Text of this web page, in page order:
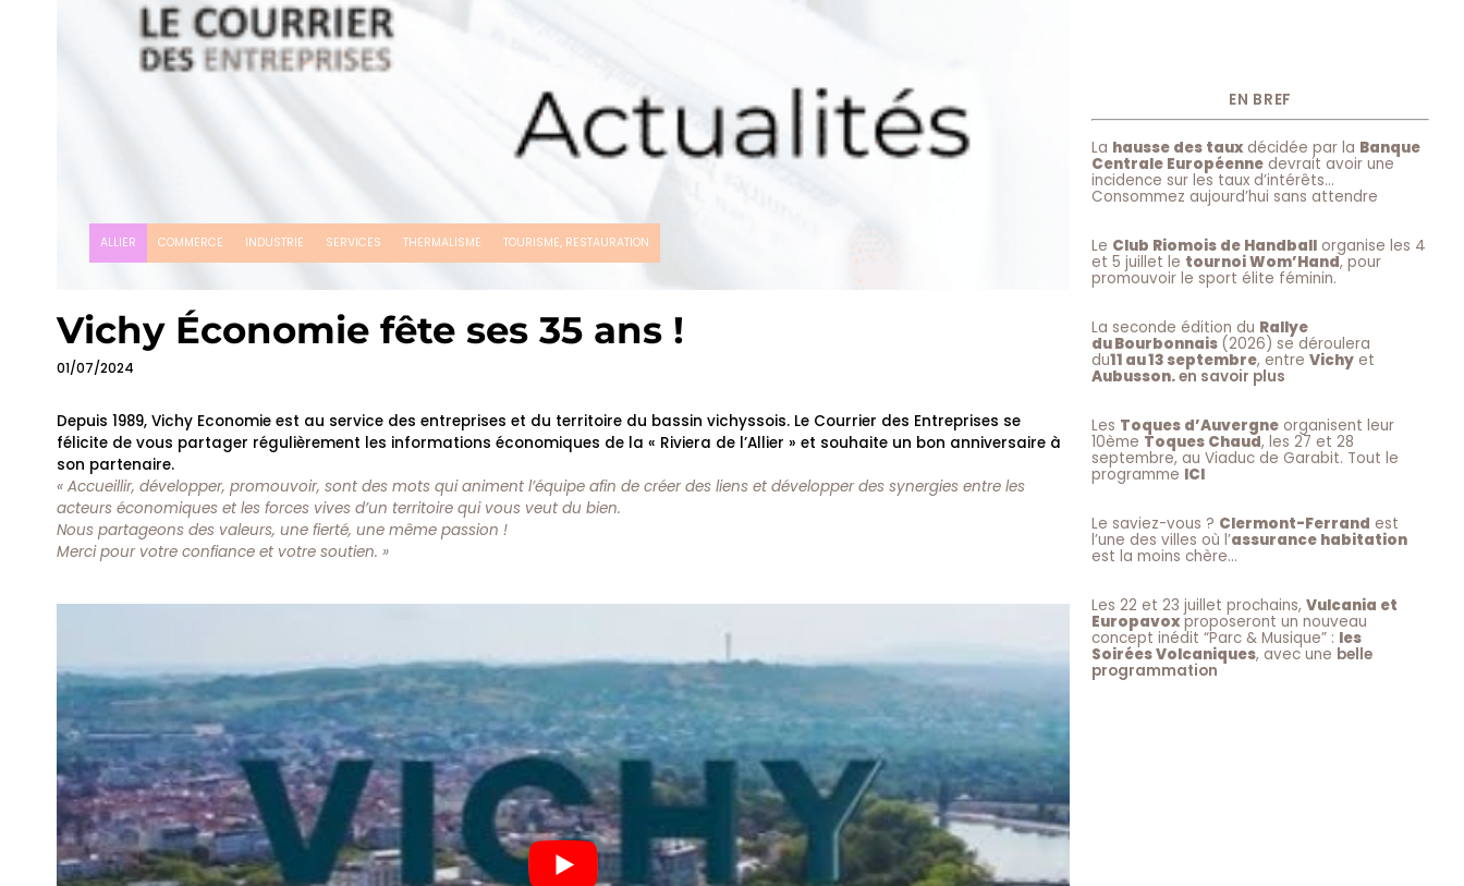
ALLIER COMMERCE INDUSTRIE SERVICES THERMALISME TOURISME, RESTAURATION
Vichy Économie fête ses 35 ans !
01/07/2024
Depuis 1989, Vichy Economie est au service des entreprises et du territoire du bassin vichyssois. Le Courrier des Entreprises se
félicite de vous partager régulièrement les informations économiques de la « Riviera de l’Allier » et souhaite un bon anniversaire à
son partenaire.
« Accueillir, développer, promouvoir, sont des mots qui animent l’équipe afin de créer des liens et développer des synergies entre les
acteurs économiques et les forces vives d’un territoire qui vous veut du bien.
Nous partageons des valeurs, une fierté, une même passion !
Merci pour votre confiance et votre soutien. »
EN BREF
La hausse des taux décidée par la Banque
Centrale Européenne devrait avoir une
incidence sur les taux d’intérêts…
Consommez aujourd’hui sans attendre
Le Club Riomois de Handball organise les 4
et 5 juillet le tournoi Wom’Hand, pour
promouvoir le sport élite féminin.
La seconde édition du Rallye
du Bourbonnais (2026) se déroulera
du11 au 13 septembre, entre Vichy et
Aubusson.en savoir plus
Les Toques d’Auvergne organisent leur
10ème Toques Chaud, les 27 et 28
septembre, au Viaduc de Garabit. Tout le
programme ICI
Le saviez-vous ? Clermont-Ferrand est
l’une des villes où l’assurance habitation
est la moins chère…
Les 22 et 23 juillet prochains, Vulcania et
Europavox proposeront un nouveau
concept inédit “Parc & Musique” : les
Soirées Volcaniques, avec une belle
programmation